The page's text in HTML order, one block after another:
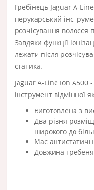
Гребінець Jaguar A-
перукарський
розчісування волосся
Завдяки функції
лежати після
статика.
Jaguar A-Line Ion A500
інструмент відмінної
Виготовлена з
Два рівня
широкого до
Має
Довжина